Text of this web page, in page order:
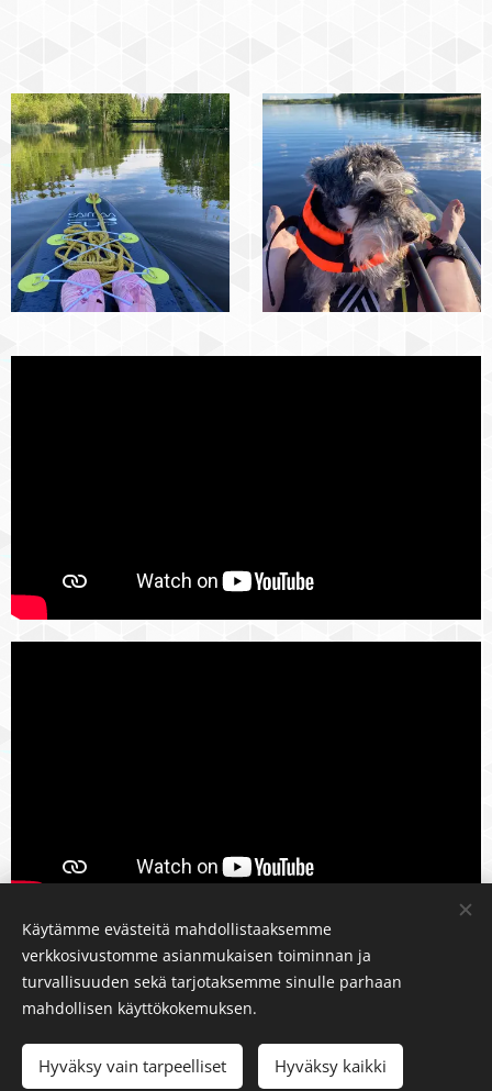
Tanja Elo-Kuikka
Perinteinen jäsenkorjaaja ja koulutettu hieroja
Luotu Webnodella Evästeet
Käytämme evästeitä mahdollistaaksemme
verkkosivustomme asianmukaisen toiminnan ja
turvallisuuden sekä tarjotaksemme sinulle parhaan
mahdollisen käyttökokemuksen.
Hyväksy vain tarpeelliset Hyväksy kaikki